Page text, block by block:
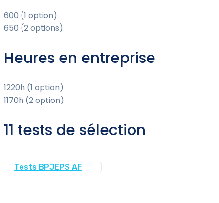
600 (1 option)
650 (2 options)
Heures en entreprise
1220h (1 option)
1170h (2 option)
11 tests de sélection
Tests BPJEPS AF